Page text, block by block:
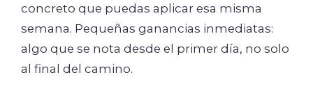
concreto que puedas aplicar esa misma
semana. Pequeñas ganancias inmediatas:
algo que se nota desde el primer día, no solo
al final del camino.